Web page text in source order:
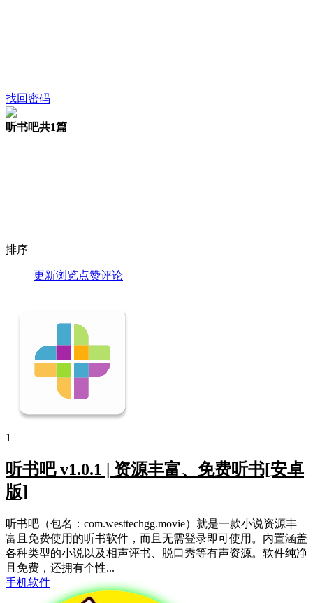
找回密码
听书吧共1篇
排序
更新浏览点赞评论
1
听书吧 v1.0.1 | 资源丰富、免费听书[安卓
版]
听书吧（包名：com.westtechgg.movie）就是一款小说资源丰
富且免费使用的听书软件，而且无需登录即可使用。内置涵盖
各种类型的小说以及相声评书、脱口秀等有声资源。软件纯净
且免费，还拥有个性...
手机软件